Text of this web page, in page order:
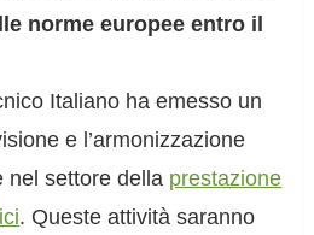
norme europee entro il
Italiano ha emesso un
e l’armonizzazione
nel settore della prestazione
. Queste attività saranno